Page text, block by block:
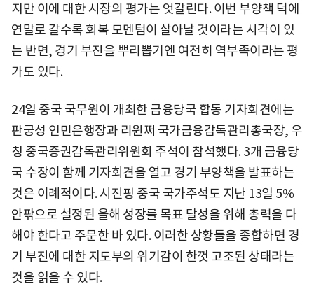
지만 이에 대한 시장의 평가는 엇갈린다. 이번 부양책 덕에
연말로 갈수록 회복 모멘텀이 살아날 것이라는 시각이 있
는 반면, 경기 부진을 뿌리뽑기엔 여전히 역부족이라는 평
가도 있다.
24일 중국 국무원이 개최한 금융당국 합동 기자회견에는
판궁성 인민은행장과 리윈쩌 국가금융감독관리총국장, 우
칭 중국증권감독관리위원회 주석이 참석했다. 3개 금융당
국 수장이 함께 기자회견을 열고 경기 부양책을 발표하는
것은 이례적이다. 시진핑 중국 국가주석도 지난 13일 5%
안팎으로 설정된 올해 성장률 목표 달성을 위해 총력을 다
해야 한다고 주문한 바 있다. 이러한 상황들을 종합하면 경
기 부진에 대한 지도부의 위기감이 한껏 고조된 상태라는
것을 읽을 수 있다.